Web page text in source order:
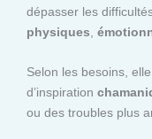
dépasser les
physiques
Selon les besoins,
d’inspiration
ou des troubles plus